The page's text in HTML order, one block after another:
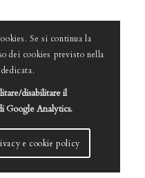
Se si continua la
dei cookies previsto nella
disabilitare il
Google Analytics.
e cookie policy